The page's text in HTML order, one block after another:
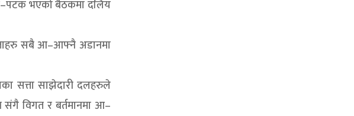
भएको बैठकमा दलिय
सबै आ–आफ्नै अडानमा
सत्ता साझेदारी दलहरुले
विगत र बर्तमानमा आ–